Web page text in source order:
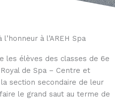
à l’AREH Spa
les élèves des classes de 6e
de Spa – Centre et
section secondaire de leur
le grand saut au terme de